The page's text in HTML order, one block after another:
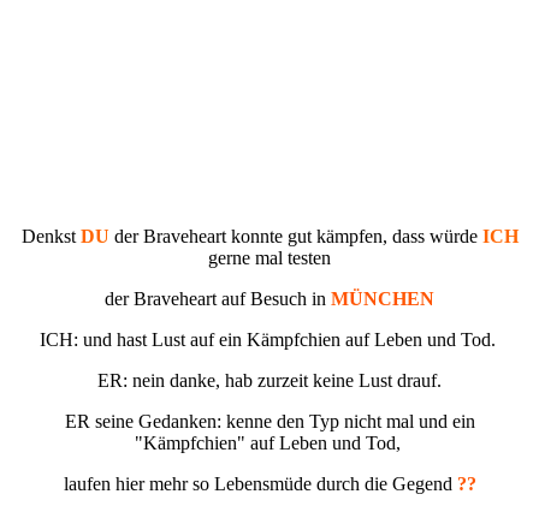
Denkst DU der Braveheart konnte gut kämpfen, dass würde ICH
gerne mal testen
der Braveheart auf Besuch in MÜNCHEN
ICH: und hast Lust auf ein Kämpfchien auf Leben und Tod.
ER: nein danke, hab zurzeit keine Lust drauf.
ER seine Gedanken: kenne den Typ nicht mal und ein
"Kämpfchien" auf Leben und Tod,
laufen hier mehr so Lebensmüde durch die Gegend ??